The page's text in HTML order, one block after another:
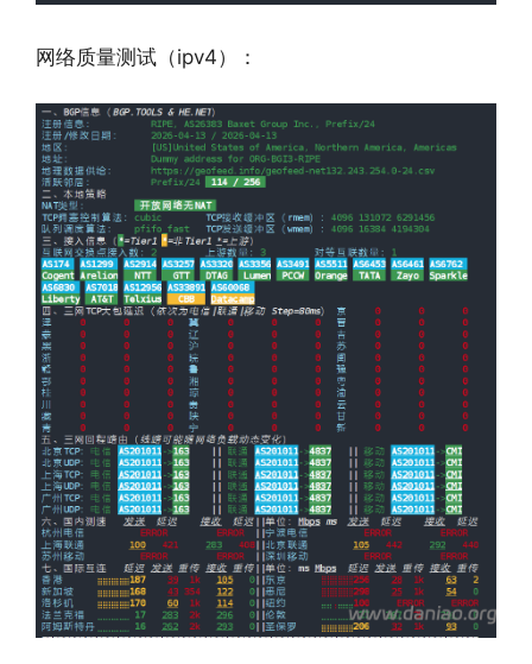
网络质量测试（ipv4）：